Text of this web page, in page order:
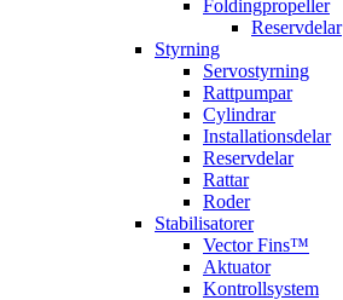
Foldingpropeller
Reservdelar
Styrning
Servostyrning
Rattpumpar
Cylindrar
Installationsdelar
Reservdelar
Rattar
Roder
Stabilisatorer
Vector Fins™
Aktuator
Kontrollsystem